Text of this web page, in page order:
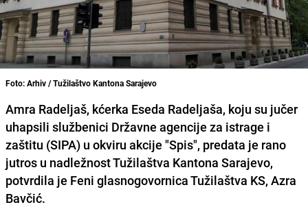
Foto: Arhiv / Tužilaštvo Kantona Sarajevo
Amra Radeljaš, kćerka Eseda Radeljaša, koju su jučer
uhapsili službenici Državne agencije za istrage i
zaštitu (SIPA) u okviru akcije "Spis", predata je rano
jutros u nadležnost Tužilaštva Kantona Sarajevo,
potvrdila je Feni glasnogovornica Tužilaštva KS, Azra
Bavčić.